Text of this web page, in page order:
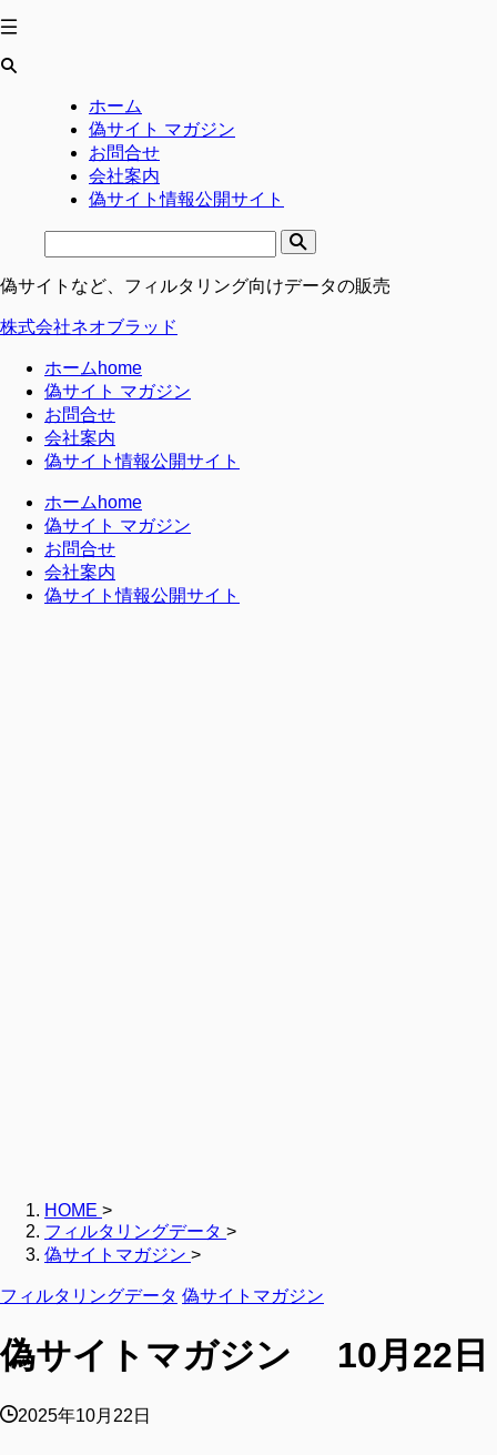
ホーム
偽サイト マガジン
お問合せ
会社案内
偽サイト情報公開サイト
偽サイトなど、フィルタリング向けデータの販売
株式会社ネオブラッド
ホーム home
偽サイト マガジン
お問合せ
会社案内
偽サイト情報公開サイト
ホーム home
偽サイト マガジン
お問合せ
会社案内
偽サイト情報公開サイト
HOME >
フィルタリングデータ >
偽サイトマガジン >
フィルタリングデータ 偽サイトマガジン
偽サイトマガジン 10月22日
2025年10月22日